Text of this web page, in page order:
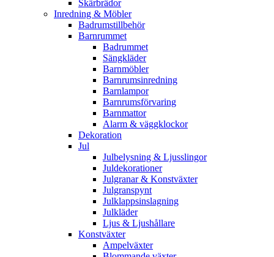
Skärbrädor
Inredning & Möbler
Badrumstillbehör
Barnrummet
Badrummet
Sängkläder
Barnmöbler
Barnrumsinredning
Barnlampor
Barnrumsförvaring
Barnmattor
Alarm & väggklockor
Dekoration
Jul
Julbelysning & Ljusslingor
Juldekorationer
Julgranar & Konstväxter
Julgranspynt
Julklappsinslagning
Julkläder
Ljus & Ljushållare
Konstväxter
Ampelväxter